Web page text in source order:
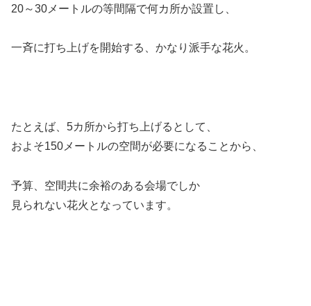
20～30メートルの等間隔で何カ所か設置し、
一斉に打ち上げを開始する、かなり派手な花火。
たとえば、5カ所から打ち上げるとして、
およそ150メートルの空間が必要になることから、
予算、空間共に余裕のある会場でしか
見られない花火となっています。